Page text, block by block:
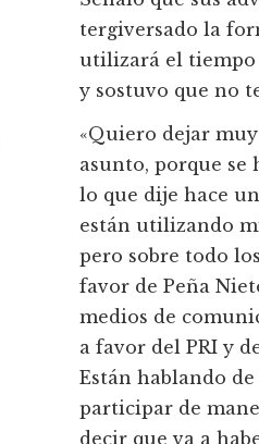
tergiversado la
utilizará el tiempo
y sostuvo que no
«Quiero dejar
asunto, porque se
lo que dije hace
están utilizando
pero sobre todo
favor de Peña
medios de
a favor del PRI y
Están hablando de
participar de
decir que va a